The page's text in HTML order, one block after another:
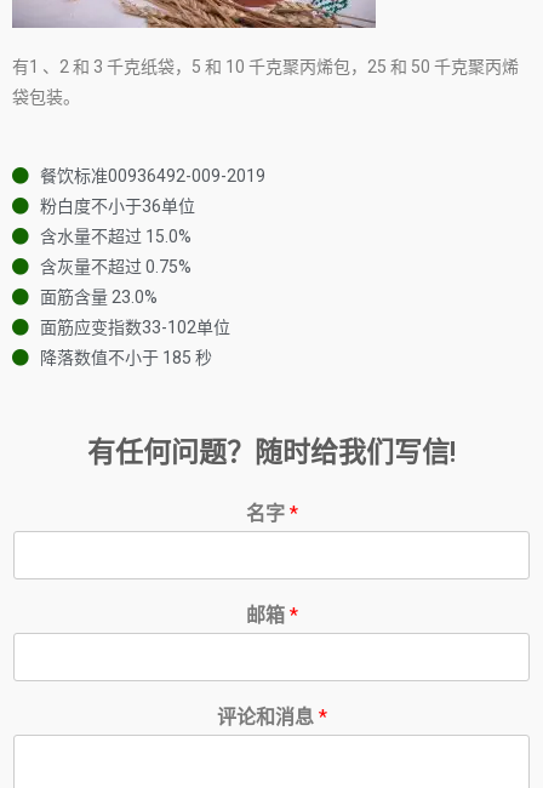
有1 、2 和 3 千克纸袋，5 和 10 千克聚丙烯包，25 和 50 千克聚丙烯
袋包装。
餐饮标准00936492-009-2019
粉白度不小于36单位
含水量不超过 15.0%
含灰量不超过 0.75%
面筋含量 23.0%
面筋应变指数33-102单位
降落数值不小于 185 秒
有任何问题？随时给我们写信!
名字 *
邮箱 *
评论和消息 *